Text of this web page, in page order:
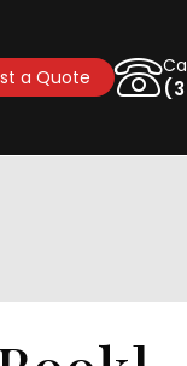
a Quote